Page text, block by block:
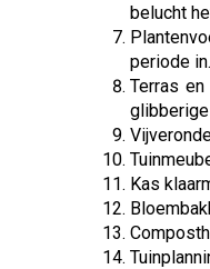
belucht
periode in.
Terras
Kas